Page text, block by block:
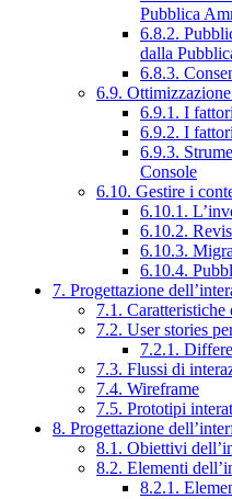
Pubblica
6.8.2.
dalla
6.8.3.
6.9.
6.9.1. I fattori
6.9.2. I fattori
6.9.3.
Console
6.10. Gestire i
6.10.1.
6.10.2.
6.10.3.
6.10.4.
7. Progettazione
7.1. Caratteristiche
7.2. User stories
7.2.1.
7.3. Flussi di
7.4. Wireframe
7.5. Prototipi
8. Progettazione
8.1. Obiettivi
8.2. Elementi
8.2.1.